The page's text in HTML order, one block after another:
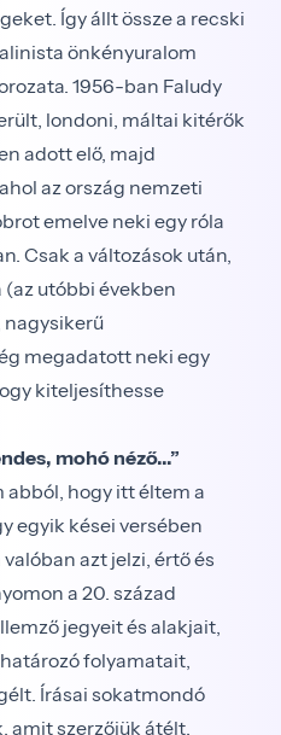
Így állt össze a recski
önkényuralom
1956-ban Faludy
londoni, máltai kitérők
adott elő, majd
az ország nemzeti
emelve neki egy róla
Csak a változások után,
utóbbi években
nagysikerű
megadatott neki egy
kiteljesíthesse
mohó néző...”
abból, hogy itt éltem a
egyik kései versében
azt jelzi, értő és
a 20. század
jegyeit és alakjait,
folyamatait,
Írásai sokatmondó
amit szerzőjük átélt,